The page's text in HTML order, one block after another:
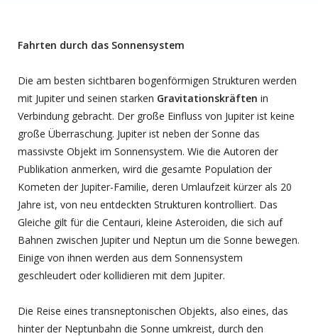
Fahrten durch das Sonnensystem
Die am besten sichtbaren bogenförmigen Strukturen werden
mit Jupiter und seinen starken Gravitationskräften in
Verbindung gebracht. Der große Einfluss von Jupiter ist keine
große Überraschung. Jupiter ist neben der Sonne das
massivste Objekt im Sonnensystem. Wie die Autoren der
Publikation anmerken, wird die gesamte Population der
Kometen der Jupiter-Familie, deren Umlaufzeit kürzer als 20
Jahre ist, von neu entdeckten Strukturen kontrolliert. Das
Gleiche gilt für die Centauri, kleine Asteroiden, die sich auf
Bahnen zwischen Jupiter und Neptun um die Sonne bewegen.
Einige von ihnen werden aus dem Sonnensystem
geschleudert oder kollidieren mit dem Jupiter.
Die Reise eines transneptonischen Objekts, also eines, das
hinter der Neptunbahn die Sonne umkreist, durch den